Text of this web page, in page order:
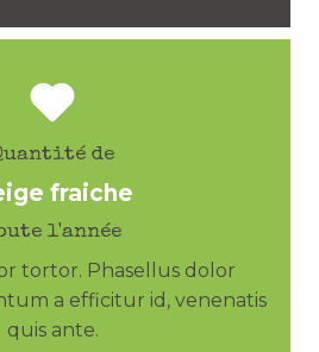
de
fraiche
l'année
tortor. Phasellus dolor
a efficitur id, venenatis
quis ante.